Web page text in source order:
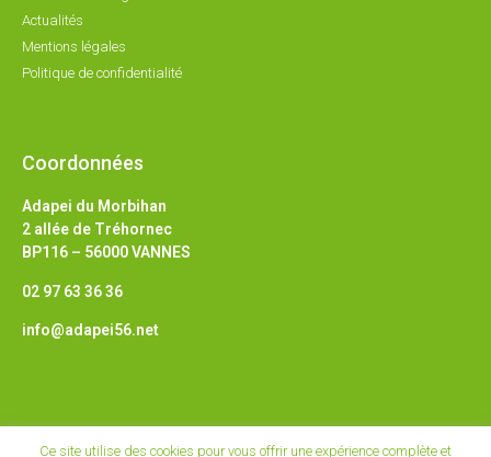
Actualités
Mentions légales
Politique de confidentialité
Coordonnées
Adapei du Morbihan
2 allée de Tréhornec
BP116 – 56000 VANNES
02 97 63 36 36
info@adapei56.net
Ce site utilise des cookies pour vous offrir une expérience complète et